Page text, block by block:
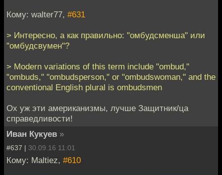
Кому: walter77, #631
> Интересно, а как правильно: "омбудсменша" или
"омбудсвумен"?
> Modern variations of this term include "ombud,"
"ombuds," "ombudsperson," or "ombudswoman," and the
conventional English plural is ombudsmen
Ох уж эти американизмы, лучше Защитник/ца
справедливости!
Иван Кукуев »
#637 | 30.09.16 11:01
Кому: Maltiez, #610